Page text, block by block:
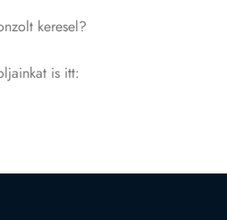
keresel?
is itt: